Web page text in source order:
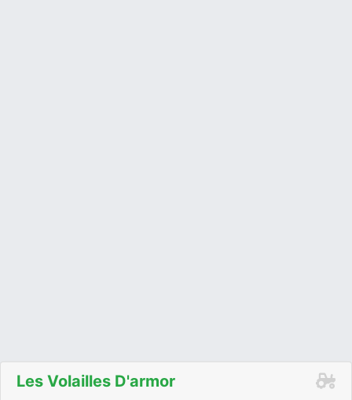
Les Volailles D'armor